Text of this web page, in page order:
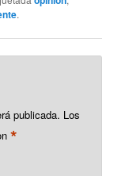
.
publicada. Los
*